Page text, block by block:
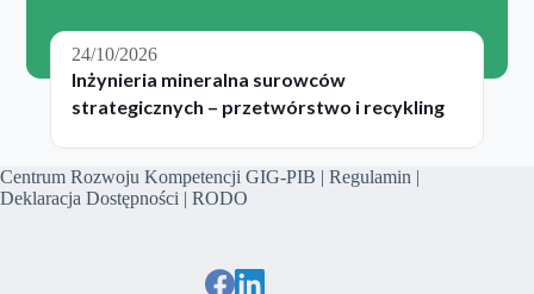
24/10/2026
Inżynieria mineralna surowców
strategicznych – przetwórstwo i recykling
Centrum Rozwoju Kompetencji GIG-PIB | Regulamin |
Deklaracja Dostępności | RODO